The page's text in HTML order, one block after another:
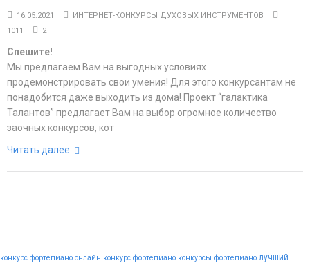
16.05.2021
ИНТЕРНЕТ-КОНКУРСЫ ДУХОВЫХ ИНСТРУМЕНТОВ
1011
2
Спешите!
Мы предлагаем Вам на выгодных условиях
продемонстрировать свои умения! Для этого конкурсантам не
понадобится даже выходить из дома! Проект “галактика
Талантов” предлагает Вам на выбор огромное количество
заочных конкурсов, кот
Читать далее
конкурс фортепиано онлайн конкурс фортепиано конкурсы фортепиано лучший